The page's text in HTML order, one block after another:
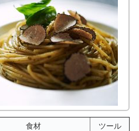
食材 ツール